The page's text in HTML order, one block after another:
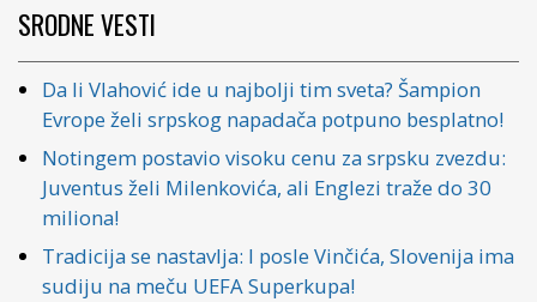
SRODNE VESTI
Da li Vlahović ide u najbolji tim sveta? Šampion
Evrope želi srpskog napadača potpuno besplatno!
Notingem postavio visoku cenu za srpsku zvezdu:
Juventus želi Milenkovića, ali Englezi traže do 30
miliona!
Tradicija se nastavlja: I posle Vinčića, Slovenija ima
sudiju na meču UEFA Superkupa!